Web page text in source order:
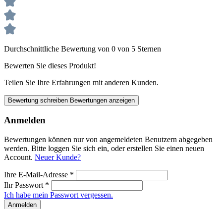
Durchschnittliche Bewertung von 0 von 5 Sternen
Bewerten Sie dieses Produkt!
Teilen Sie Ihre Erfahrungen mit anderen Kunden.
Bewertung schreiben Bewertungen anzeigen
Anmelden
Bewertungen können nur von angemeldeten Benutzern abgegeben
werden. Bitte loggen Sie sich ein, oder erstellen Sie einen neuen
Account. Neuer Kunde?
Ihre E-Mail-Adresse *
Ihr Passwort *
Ich habe mein Passwort vergessen.
Anmelden